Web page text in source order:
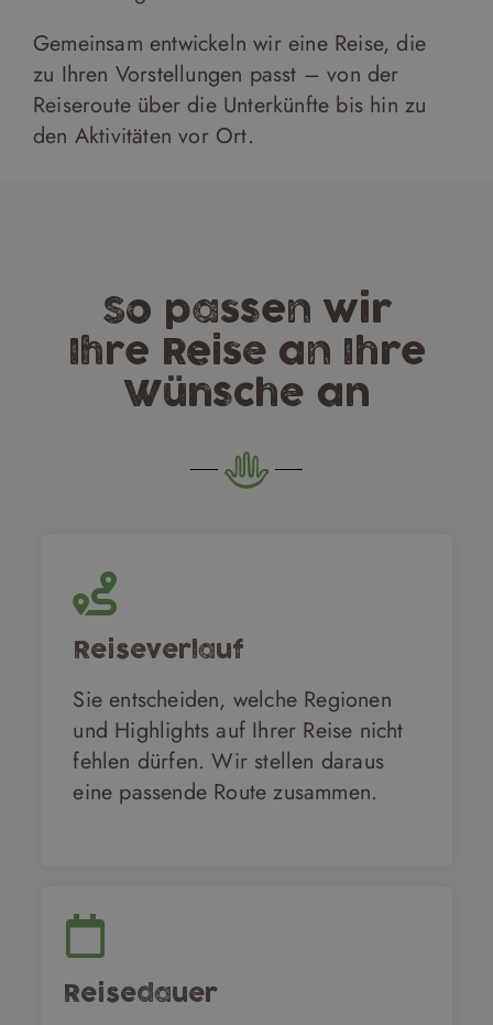
Gemeinsam entwickeln wir eine Reise, die
zu Ihren Vorstellungen passt – von der
Reiseroute über die Unterkünfte bis hin zu
den Aktivitäten vor Ort.
So passen wir
Ihre Reise an Ihre
Wünsche an
Reiseverlauf
Sie entscheiden, welche Regionen
und Highlights auf Ihrer Reise nicht
fehlen dürfen. Wir stellen daraus
eine passende Route zusammen.
Reisedauer